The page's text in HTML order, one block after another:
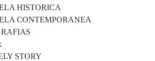
HISTORICA
CONTEMPORANEA
STORY